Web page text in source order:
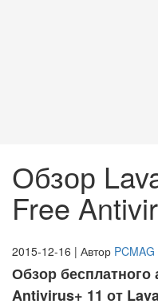
Обзор
Free
2015-12-16 | Автор PCMAG
Обзор бесплатного
Antivirus+ 11 от